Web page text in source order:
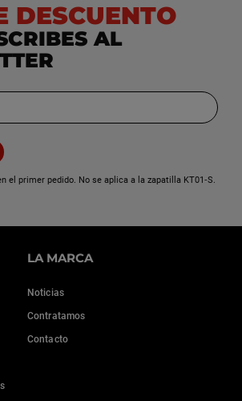
de aire por el manguito o por el
añadiendo líquido nuevo en el
que ya no veas burbujas. Después,
volver a colocar la goma y luego
líquido, volver a colocar la tapa y
apuesta por un purgador
DESCUENTO
AL
el primer pedido. No se aplica a la zapatilla KT01‑S.
LA MARCA
Noticias
Contratamos
Contacto